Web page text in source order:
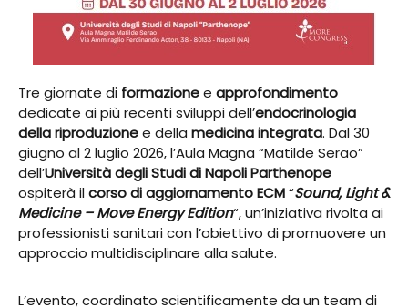
Tre giornate di formazionee approfondimento
dedicate ai più recenti sviluppi dell’endocrinologia
della riproduzionee della medicina integrata. Dal 30
giugno al 2 luglio 2026, l’Aula Magna “Matilde Serao”
dell’Università degli Studi di NapoliParthenope
ospiterà ilcorso di aggiornamento ECM“Sound, Light &
Medicine – Move Energy Edition“, un’iniziativa rivolta ai
professionisti sanitari con l’obiettivo di promuovere un
approccio multidisciplinare alla salute.
L’evento, coordinato scientificamente da un team di